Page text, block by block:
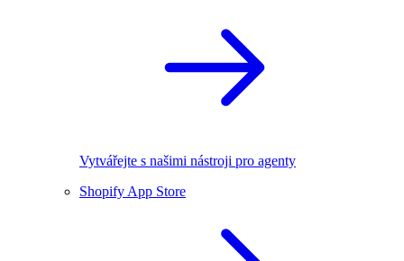
Vytvářejte s našimi nástroji pro agenty
Shopify App Store